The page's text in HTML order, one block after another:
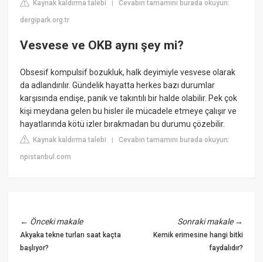
Kaynak kaldırma talebi |Cevabın tamamını burada okuyun:
dergipark.org.tr
Vesvese ve OKB aynı şey mi?
Obsesif kompulsif bozukluk, halk deyimiyle vesvese olarak
da adlandırılır. Gündelik hayatta herkes bazı durumlar
karşısında endişe, panik ve takıntılı bir halde olabilir. Pek çok
kişi meydana gelen bu hisler ile mücadele etmeye çalışır ve
hayatlarında kötü izler bırakmadan bu durumu çözebilir.
Kaynak kaldırma talebi |Cevabın tamamını burada okuyun:
npistanbul.com
← Önceki makale
Akyaka tekne turları saat kaçta
başlıyor?
Sonraki makale→
Kemik erimesine hangi bitki
faydalıdır?